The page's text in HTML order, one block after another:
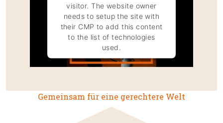
visitor. The website owner
needs to setup the site with
their CMP to add this content
to the list of technologies
used.
Powered byUsercentrics
Gemeinsam für eine gerechtere Welt